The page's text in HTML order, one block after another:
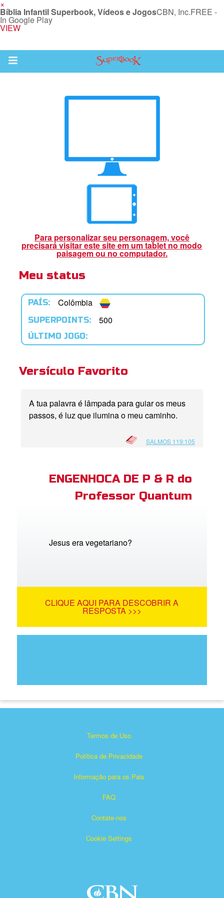
×
Bíblia Infantil Superbook, Vídeos e JogosCBN, Inc.FREE -
In Google Play
VIEW
Return to Content
Idioma
Para personalizar seu personagem, você
precisará visitar este site em um tablet no modo
paisagem ou no computador.
Meu status
PAÍS: Colômbia
SUPERPOINTS: 500
ÚLTIMO JOGO:
Versículo Favorito
A tua palavra é lâmpada para guiar os meus
passos, é luz que ilumina o meu caminho.
SALMOS 119:105
ENGENHOCA DE P & R do
Professor Quantum
Jesus era vegetariano?
CLIQUE AQUI PARA DESCOBRIR A
RESPOSTA >>>
Termos de Uso
Política de Privacidade
Informação para os Pais
FAQ
Contate-nos
Cookie Settings